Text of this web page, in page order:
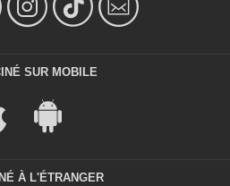
SUR MOBILE
À L'ÉTRANGER